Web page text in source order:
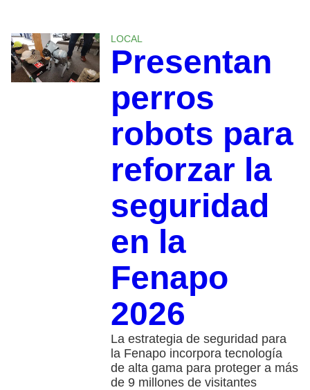
LOCAL
Presentan
perros
robots para
reforzar la
seguridad
en la
Fenapo
2026
La estrategia de seguridad para
la Fenapo incorpora tecnología
de alta gama para proteger a más
de 9 millones de visitantes